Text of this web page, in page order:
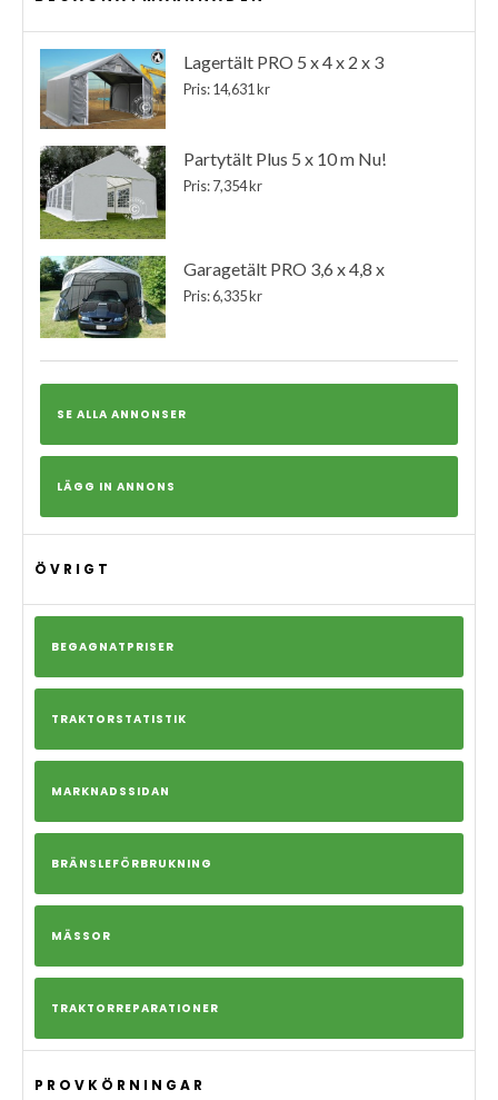
Lagertält PRO 5 x 4 x 2 x 3
Pris: 14,631 kr
Partytält Plus 5 x 10 m Nu!
Pris: 7,354 kr
Garagetält PRO 3,6 x 4,8 x
Pris: 6,335 kr
SE ALLA ANNONSER
LÄGG IN ANNONS
ÖVRIGT
BEGAGNATPRISER
TRAKTORSTATISTIK
MARKNADSSIDAN
BRÄNSLEFÖRBRUKNING
MÄSSOR
TRAKTORREPARATIONER
PROVKÖRNINGAR